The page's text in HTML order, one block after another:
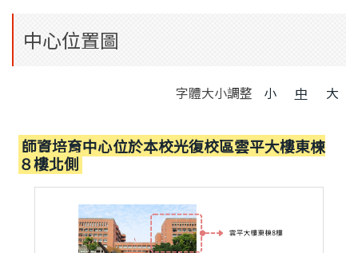
中心位置圖
字體大小調整 小 中 大
師資培育中心位於本校光復校區雲平大樓東棟
８樓北側